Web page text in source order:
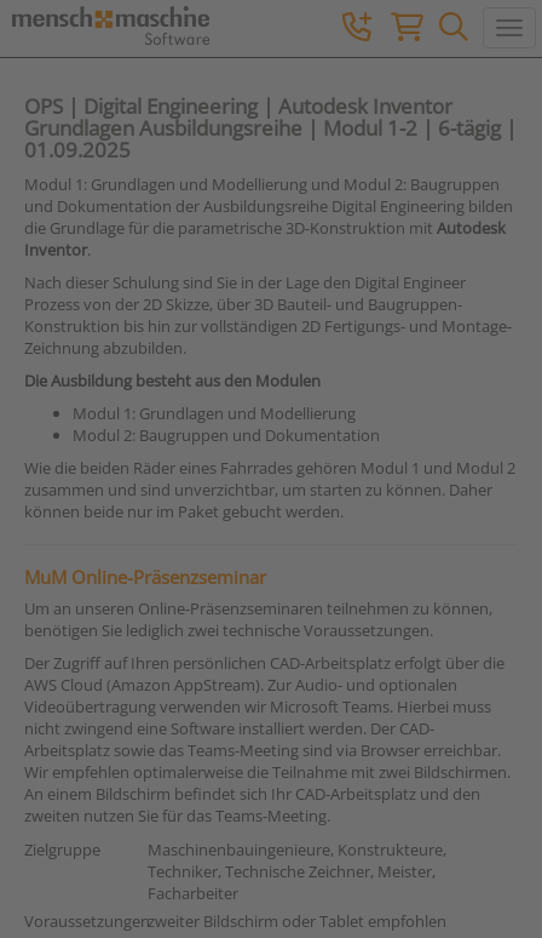
OPS | Digital Engineering | Autodesk Inventor
Grundlagen Ausbildungsreihe | Modul 1-2 | 6-tägig |
01.09.2025
Modul 1: Grundlagen und Modellierung und Modul 2: Baugruppen
und Dokumentation der Ausbildungsreihe Digital Engineering bilden
die Grundlage für die parametrische 3D-Konstruktion mit Autodesk
Inventor.
Nach dieser Schulung sind Sie in der Lage den Digital Engineer
Prozess von der 2D Skizze, über 3D Bauteil- und Baugruppen-
Konstruktion bis hin zur vollständigen 2D Fertigungs- und Montage-
Zeichnung abzubilden.
Die Ausbildung besteht aus den Modulen
Modul 1: Grundlagen und Modellierung
Modul 2: Baugruppen und Dokumentation
Wie die beiden Räder eines Fahrrades gehören Modul 1 und Modul 2
zusammen und sind unverzichtbar, um starten zu können. Daher
können beide nur im Paket gebucht werden.
MuM Online-Präsenzseminar
Um an unseren Online-Präsenzseminaren teilnehmen zu können,
benötigen Sie lediglich zwei technische Voraussetzungen.
Der Zugriff auf Ihren persönlichen CAD-Arbeitsplatz erfolgt über die
AWS Cloud (Amazon AppStream). Zur Audio- und optionalen
Videoübertragung verwenden wir Microsoft Teams. Hierbei muss
nicht zwingend eine Software installiert werden. Der CAD-
Arbeitsplatz sowie das Teams-Meeting sind via Browser erreichbar.
Wir empfehlen optimalerweise die Teilnahme mit zwei Bildschirmen.
An einem Bildschirm befindet sich Ihr CAD-Arbeitsplatz und den
zweiten nutzen Sie für das Teams-Meeting.
Zielgruppe
Maschinenbauingenieure, Konstrukteure,
Techniker, Technische Zeichner, Meister,
Facharbeiter
Voraussetzungenzweiter Bildschirm oder Tablet empfohlen